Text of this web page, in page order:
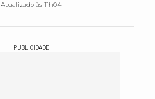
Atualizado às 11h04
PUBLICIDADE